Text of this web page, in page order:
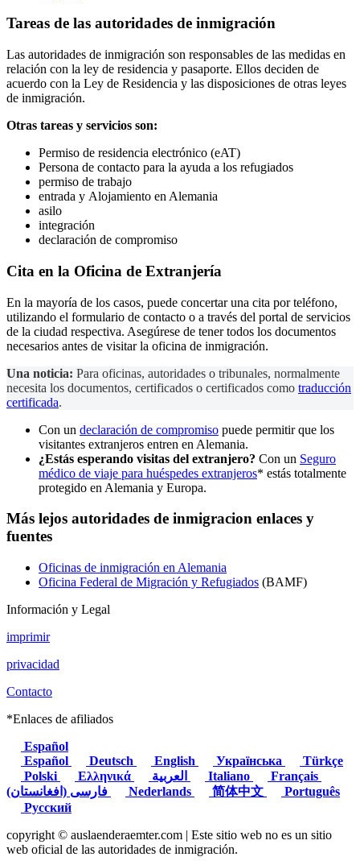
Tareas de las autoridades de inmigración
Las autoridades de inmigración son responsables de las medidas en
relación con la ley de residencia y pasaporte. Ellos deciden de
acuerdo con la Ley de Residencia y las disposiciones de otras leyes
de inmigración.
Otras tareas y servicios son:
Permiso de residencia electrónico (eAT)
Persona de contacto para la ayuda a los refugiados
permiso de trabajo
entrada y Alojamiento en Alemania
asilo
integración
declaración de compromiso
Cita en la Oficina de Extranjería
En la mayoría de los casos, puede concertar una cita por teléfono,
utilizando el formulario de contacto o a través del portal de servicios
de la ciudad respectiva. Asegúrese de tener todos los documentos
necesarios antes de visitar la oficina de inmigración.
Una noticia: Para oficinas, autoridades o tribunales, normalmente
necesita los documentos, certificados o certificados como traducción
certificada.
Con un declaración de compromiso puede permitir que los
visitantes extranjeros entren en Alemania.
¿Estás esperando visitas del extranjero? Con un Seguro
médico de viaje para huéspedes extranjeros* estás totalmente
protegido en Alemania y Europa.
Más lejos autoridades de inmigracion enlaces y
fuentes
Oficinas de inmigración en Alemania
Oficina Federal de Migración y Refugiados (BAMF)
Información y Legal
imprimir
privacidad
Contacto
*Enlaces de afiliados
Español
Español
Deutsch English Українська
Türkçe
Polski
Ελληνικά Italiano
Français
Nederlands 简体中文
Português
Русский
copyright © auslaenderaemter.com | Este sitio web no es un sitio
web oficial de las autoridades de inmigración.